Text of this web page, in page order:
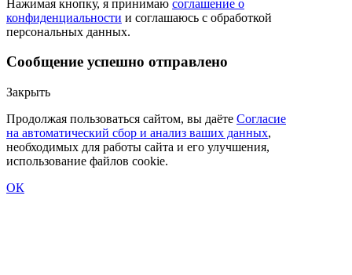
Нажимая кнопку, я принимаю соглашение о
конфиденциальности и соглашаюсь с обработкой
персональных данных.
Сообщение успешно отправлено
Закрыть
Продолжая пользоваться сайтом, вы даёте Согласие
на автоматический сбор и анализ ваших данных,
необходимых для работы сайта и его улучшения,
использование файлов cookie.
ОК